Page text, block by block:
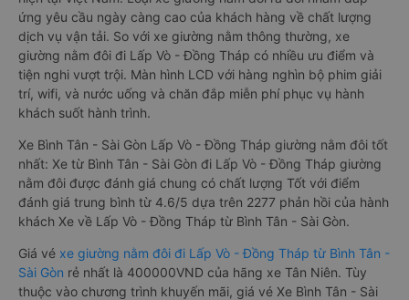
ứng yêu cầu ngày càng cao của khách hàng về chất lượng
dịch vụ vận tải. So với xe giường nằm thông thường, xe
giường nằm đôi đi Lấp Vò - Đồng Tháp có nhiều ưu điểm và
tiện nghi vượt trội. Màn hình LCD với hàng nghìn bộ phim giải
trí, wifi, và nước uống và chăn đắp miễn phí phục vụ hành
khách suốt hành trình.
Xe Bình Tân - Sài Gòn Lấp Vò - Đồng Tháp giường nằm đôi tốt
nhất: Xe từ Bình Tân - Sài Gòn đi Lấp Vò - Đồng Tháp giường
nằm đôi được đánh giá chung có chất lượng Tốt với điểm
đánh giá trung bình từ 4.6/5 dựa trên 2277 phản hồi của hành
khách Xe về Lấp Vò - Đồng Tháp từ Bình Tân - Sài Gòn.
Giá vé xe giường nằm đôi đi Lấp Vò - Đồng Tháp từ Bình Tân -
Sài Gòn rẻ nhất là 400000VND của hãng xe Tân Niên. Tùy
thuộc vào chương trình khuyến mãi, giá vé Xe Bình Tân - Sài